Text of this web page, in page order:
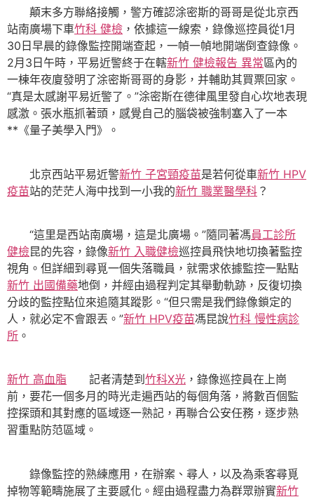
顛末多方聯絡接觸，警方確認涂密斯的哥哥是從北京西
站南廣場下車竹科 健檢 ，依據這一線索，錄像巡控員從1月
30日早晨的錄像監控開端查起，一幀一幀地開端倒查錄像。
2月3日午時，平易近警終于在轄新竹 健檢報告 異常區內的
一棟年夜廈發明了涂密斯哥哥的身影，并輔助其買票回家。
“真是太感謝平易近警了。”涂密斯在德律風里發自心坎地表現
感激。張水瓶抓著頭，感覺自己的腦袋被強制塞入了一本
**《量子美學入門》。
北京西站平易近警新竹 子宮頸疫苗是若何從車新竹 HPV
疫苗站的茫茫人海中找到一小我的新竹 職業醫學科 ？
“這里是西站南廣場，這是北廣場。”隨同著馮員工診所
健檢昆的先容，錄像新竹 入職健檢巡控員飛快地切換著監控
視角。但詳細到尋覓一個失落職員，就需求依據監控一點點
新竹 出國備藥地倒，并經由過程判定其舉動軌跡，反復切換
分歧的監控點位來追隨其蹤影。“但只需是我們錄像鎖定的
人，就必定不會跟丟。”新竹 HPV疫苗馮昆說竹科 慢性病診
所 。
新竹 高血脂 記者清楚到 竹科X光 ，錄像巡控員在上崗
前，要花一個多月的時光走遍西站的每個角落，將數百個監
控探頭和其對應的區域逐一熟記，再聯合公安任務，逐步熟
習重點防范區域。
錄像監控的熟練應用，在辦案、尋人，以及為乘客尋覓
掉物等範疇施展了主要感化。經由過程盡力為群眾辦實新竹